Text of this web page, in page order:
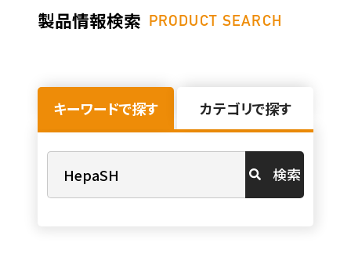
製品情報検索 PRODUCT SEARCH
キーワードで探す カテゴリで探す
検索